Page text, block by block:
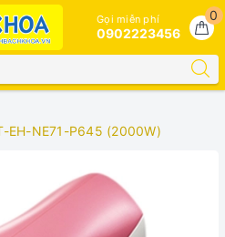
0
Gọi miễn phí
0902223456
EH-NE71-P645 (2000W)